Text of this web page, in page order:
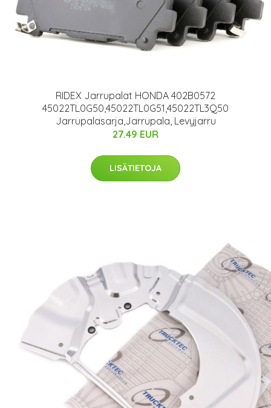
RIDEX Jarrupalat HONDA 402B0572
45022TL0G50,45022TL0G51,45022TL3Q50
Jarrupalasarja,Jarrupala, Levyjarru
27.49 EUR
LISÄTIETOJA